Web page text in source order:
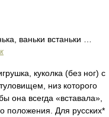
ваньки встаньки …
куколка (без ног) с
низ которого
она всегда «вставала»,
положения. Для русских*